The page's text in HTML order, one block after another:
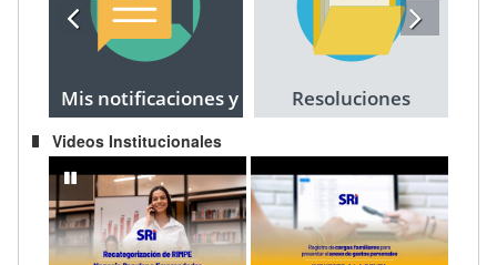
Mis notificaciones y
citaciones
Resoluciones
Videos Institucionales
pausar